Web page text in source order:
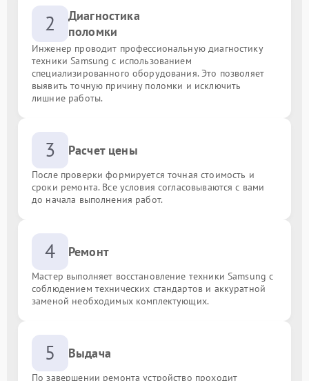
2
Диагностика
поломки
Инженер проводит профессиональную диагностику
техники Samsung с использованием
специализированного оборудования. Это позволяет
выявить точную причину поломки и исключить
лишние работы.
3 Расчет цены
После проверки формируется точная стоимость и
сроки ремонта. Все условия согласовываются с вами
до начала выполнения работ.
4 Ремонт
Мастер выполняет восстановление техники Samsung с
соблюдением технических стандартов и аккуратной
заменой необходимых комплектующих.
5 Выдача
По завершении ремонта устройство проходит